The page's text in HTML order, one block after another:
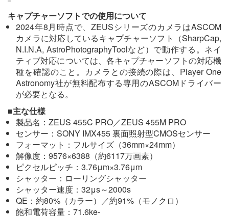
キャプチャーソフトでの使用について
2024年8月時点で、ZEUSシリーズのカメラはASCOM
カメラに対応しているキャプチャーソフト（SharpCap,
N.I.N.A, AstroPhotographyToolなど）で動作する。ネイ
ティブ対応については、各キャプチャーソフトの対応機
種を確認のこと。カメラとの接続の際は、Player One
Astronomy社が無料配布する専用のASCOMドライバー
が必要となる。
■主な仕様
製品名：ZEUS 455C PRO／ZEUS 455M PRO
センサー：SONY IMX455 裏面照射型CMOSセンサー
フォーマット：フルサイズ（36mm×24mm）
解像度：9576×6388（約6117万画素）
ピクセルピッチ：3.76μm×3.76μm
シャッター：ローリングシャッター
シャッター速度：32μs～2000s
QE：約80%（カラー）／約91%（モノクロ）
飽和電荷容量：71.6ke-